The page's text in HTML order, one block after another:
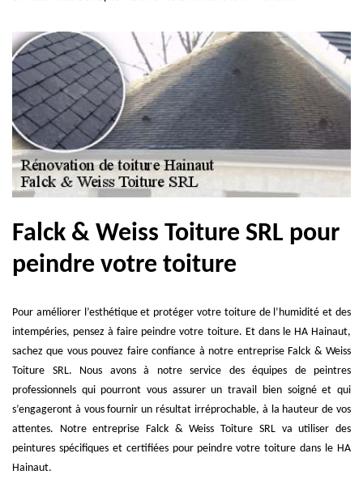
Falck & Weiss Toiture SRL pour
peindre votre toiture
Pour améliorer l’esthétique et protéger votre toiture de l’humidité et des
intempéries, pensez à faire peindre votre toiture. Et dans le HA Hainaut,
sachez que vous pouvez faire confiance à notre entreprise Falck & Weiss
Toiture SRL. Nous avons à notre service des équipes de peintres
professionnels qui pourront vous assurer un travail bien soigné et qui
s’engageront à vous fournir un résultat irréprochable, à la hauteur de vos
attentes. Notre entreprise Falck & Weiss Toiture SRL va utiliser des
peintures spécifiques et certifiées pour peindre votre toiture dans le HA
Hainaut.